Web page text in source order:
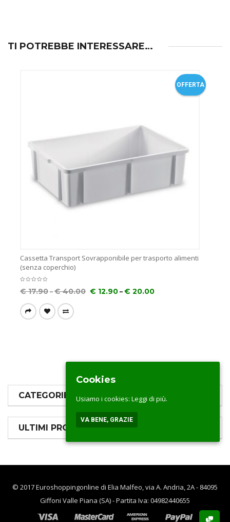
CATEGORIE PRODOTTI
ULTIMI PRODOTTI
TI POTREBBE INTERESSARE…
OFFERTA
Cassetta Transport Sovrapponibile per trasporto alimenti
(senza coperchio)
€17.90–€40.00 € 12.90–€ 20.00
© 2017 Euroshoppingonline di Elia Malfeo, via A. Andria, 2A - 84095
Giffoni Valle Piana (SA) - Partita Iva: 04982440655
Cookies
Usiamo i cookies: Leggi di più.
VA BENE, GRAZIE